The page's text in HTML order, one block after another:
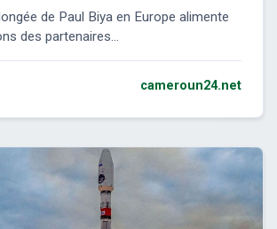
de Paul Biya en Europe alimente
des partenaires...
cameroun24.net